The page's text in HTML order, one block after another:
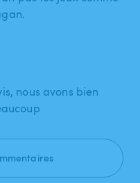
nous avons bien